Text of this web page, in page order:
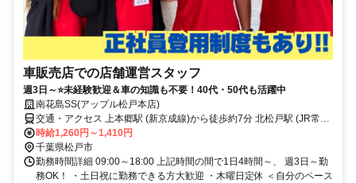
車販売店での店舗運営スタッフ
週3日～⭐未経験歓迎＆車の知識も不要！40代・50代も活躍中
南花島SS(アップル松戸本店)
交通・アクセス 上本郷駅 (新京成線)から徒歩約7分 北松戸駅 (JR常磐
線)から徒歩約10分 ◎車・バイク通勤OK
時給1,260円～1,410円
千葉県松戸市
勤務時間詳細 09:00～18:00 上記時間の間で1日4時間～、 週3日～勤
務OK！ ・土日祝に勤務できる方大歓迎 ・木曜日定休 ＜自分のペース